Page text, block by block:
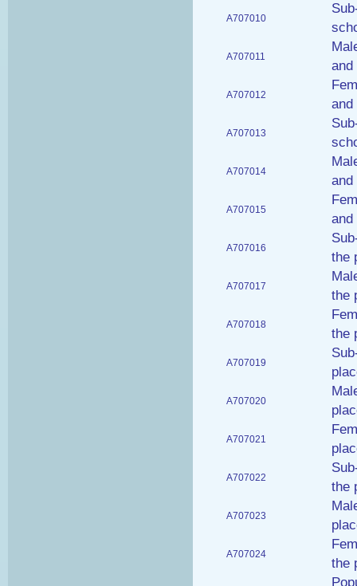
A707010
A707011
A707012
and
A707013
A707014
A707015
and
A707016
the
A707017
the
A707018
the
A707019
A707020
A707021
A707022
the
A707023
A707024
the